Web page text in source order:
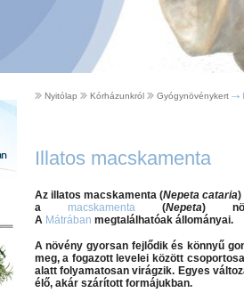
Nyitólap Kórházunkról Gyógynövénykert
Illatos macskamenta
Az illatos macskamenta(Nepeta cataria)
a
macskamenta(Nepeta)
A Mátrában megtalálhatóak állományai.
A növény gyorsan fejlődik és könnyű
meg, a fogazott levelei között
alatt folyamatosan virágzik. Egyes
élő, akár szárított formájukban.